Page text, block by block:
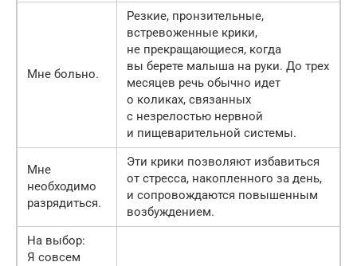
Мне больно.
Резкие, пронзительные,
встревоженные крики,
не прекращающиеся, когда
вы берете малыша на руки. До трех
месяцев речь обычно идет
о коликах, связанных
с незрелостью нервной
и пищеварительной системы.
Мне
необходимо
разрядиться.
Эти крики позволяют избавиться
от стресса, накопленного за день,
и сопровождаются повышенным
возбуждением.
На выбор:
Я совсем